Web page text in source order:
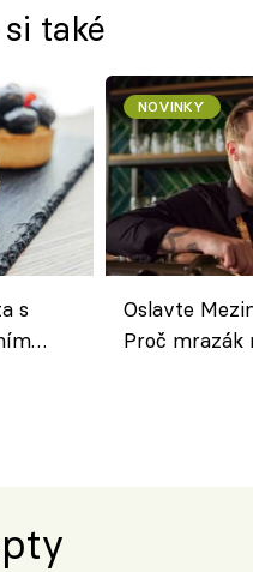
také
s
NOVINKY
Oslavte
Proč